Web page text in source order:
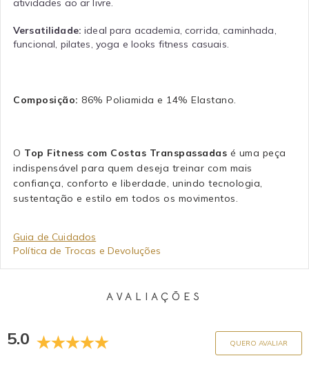
Versatilidade: ideal para academia, corrida, caminhada,
funcional, pilates, yoga e looks fitness casuais.
Composição: 86% Poliamida e 14% Elastano.
O Top Fitness com Costas Transpassadas é uma peça
indispensável para quem deseja treinar com mais
confiança, conforto e liberdade, unindo tecnologia,
sustentação e estilo em todos os movimentos.
Guia de Cuidados
Política de Trocas e Devoluções
AVALIAÇÕES
5.0 QUERO AVALIAR